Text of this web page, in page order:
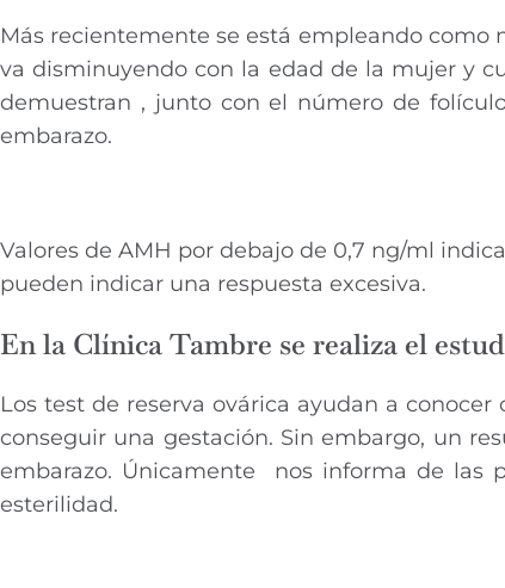
Más recientemente se está empleando como
va disminuyendo con la edad de la mujer y
demuestran , junto con el número de
embarazo.
Valores de AMH por debajo de 0,7 ng/ml
pueden indicar una respuesta excesiva.
En la Clínica Tambre se realiza el
Los test de reserva ovárica ayudan a
conseguir una gestación. Sin embargo, un
embarazo. Únicamente nos informa de las
esterilidad.